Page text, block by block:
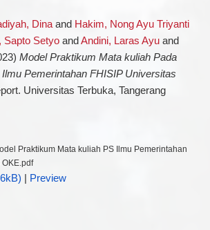
Dinaand Hakim, Nong Ayu Triyanti
Sapto Setyoand Andini, Laras Ayuand
Model Praktikum Mata kuliah Pada
Pemerintahan FHISIP Universitas
Universitas Terbuka, Tangerang
Praktikum Mata kuliah PS Ilmu Pemerintahan
Preview